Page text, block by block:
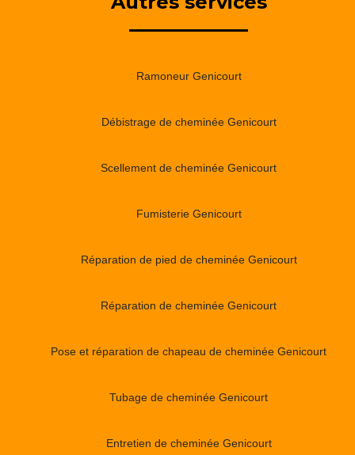
Ramoneur Genicourt
Débistrage de cheminée Genicourt
Scellement de cheminée Genicourt
Fumisterie Genicourt
Réparation de pied de cheminée Genicourt
Réparation de cheminée Genicourt
Pose et réparation de chapeau de cheminée Genicourt
Tubage de cheminée Genicourt
Entretien de cheminée Genicourt